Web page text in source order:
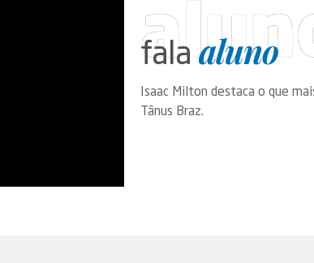
fala aluno
Isaac Milton destaca o que
Tânus Braz.